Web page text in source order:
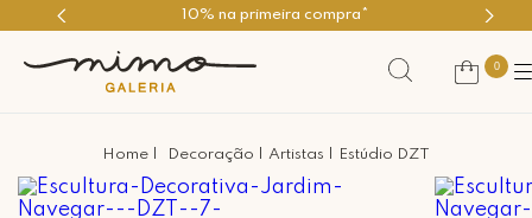
10% na primeira compra*
0
Decoração Artistas Estúdio DZT